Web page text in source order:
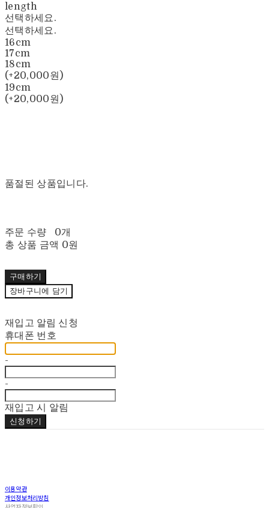
length
선택하세요.
선택하세요.
16cm
17cm
18cm
(+20,000원)
19cm
(+20,000원)
품절된 상품입니다.
주문 수량
0개
총 상품 금액 0원
구매하기
장바구니에 담기
재입고 알림 신청
휴대폰 번호
-
-
재입고 시 알림
신청하기
이용약관
개인정보처리방침